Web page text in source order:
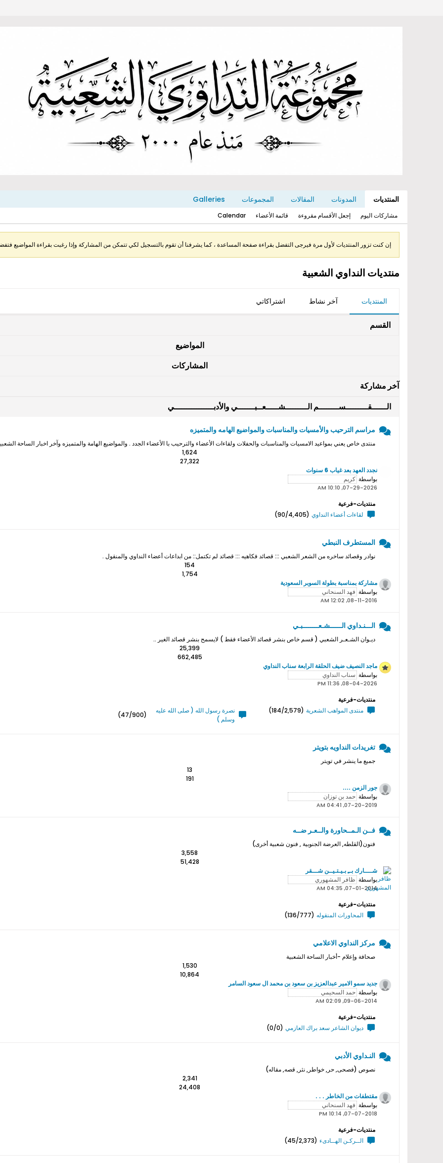
المنتديات المدونات المقالات المجموعات Galleries
مشاركات اليوم إجعل الأقسام مقروءة قائمة الأعضاء Calendar
إن كنت تزور المنتديات لأول مرة فيرجى التفضل بقراءة صفحة المساعدة ، كما يشرفنا أن تقوم بالتسجيل لكي تتمكن من المشاركة وإذا رغبت بقراءة المواضيع
منتديات النداوي الشعبية
المنتديات آخر نشاط اشتراكاتي
القسم
المواضيع
المشاركات
آخر مشاركة
الــــــقـــــــــســــــــم الـــــــــشـــــعــبـــــــي والأدبــــــــــــــــي
مراسم الترحيب والأمسيات والمناسبات والمواضيع الهامه والمتميزه
منتدى خاص يعني بمواعيد الامسيات والمناسبات والحفلات ولقاءات الأعضاء والترحيب با الأعضاء الجدد . والمواضيع الهامة والمتميزه وآخر اخبار الساحة
1,624
27,322
نجدد العهد بعد غياب 6 سنوات
بواسطة
07-29-2026, 10:10 AM
منتديات-فرعية
لقاءات أعضاء النداوي (90/4,405)
المستطرف النبطي
نوادر وقصائد ساخره من الشعر الشعبي ::: قصائد فكاهيه ::: قصائد لم تكتمل:: من ابداعات أعضاء النداوي والمنقول .
154
1,754
مشاركة بمناسبة بطولة السوبر السعودية
بواسطة
08-11-2016, 12:02 AM
الـــنـداوي الــــــشـعــــــــبـي
ديـوان الشـعـر الشعبي ( قسم خاص بنشر قصائد الأعضاء فقط ) لايسمح بنشر قصائد الغير ..
25,399
662,485
ماجد النصيف ضيف الحلقة الرابعة سناب النداوي
بواسطة
08-04-2026, 11:36 PM
منتديات-فرعية
منتدى المواهب الشعرية (184/2,579)
نصرة رسول الله ( صلى الله عليه
وسلم )
(47/900)
تغريدات النداويه بتويتر
جميع ما ينشر في تويتر
13
191
جور الزمن ....
بواسطة
07-20-2019, 04:41 AM
فــن الـمــحاورة والــعـر ضــه
فنون(القلطه, العرضة الجنوبية , فنون شعبية أخرى)
3,558
51,428
شــــارك بــِ بـيـتـيــن شـــقر
بواسطة
07-01-2014, 04:35 AM
منتديات-فرعية
المحاورات المنقوله (136/777)
مركز النداوي الاعلامي
صحافة وإعلام -أخبار الساحة الشعبية
1,530
10,864
جديد سمو اﻻمير عبدالعزيز بن سعود بن محمد ال سعود السامر
بواسطة
09-06-2014, 02:09 AM
منتديات-فرعية
ديوان الشاعر سعد براك العازمي (0/0)
النـداوي الأدبي
نصوص (فصحى, حر, خواطر, نثر, قصه, مقاله)
2,341
24,408
مقتطفات من الخاطر . . .
بواسطة
07-07-2018, 10:14 PM
منتديات-فرعية
الــركـن الهــادىء (45/2,373)